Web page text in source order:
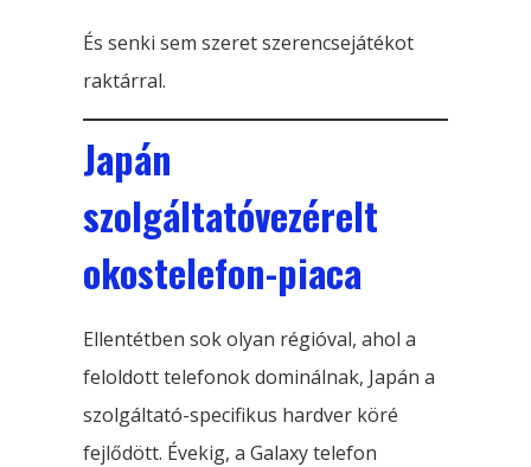
És senki sem szeret szerencsejátékot
raktárral.
Japán
szolgáltatóvezérelt
okostelefon-piaca
Ellentétben sok olyan régióval, ahol a
feloldott telefonok dominálnak, Japán a
szolgáltató-specifikus hardver köré
fejlődött. Évekig, a Galaxy telefon